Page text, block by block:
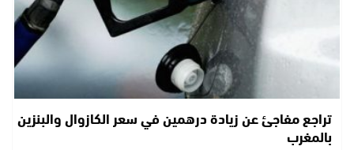
تراجع مفاجئ عن زيادة درهمين في سعر الكازوال والبنزين
بالمغرب